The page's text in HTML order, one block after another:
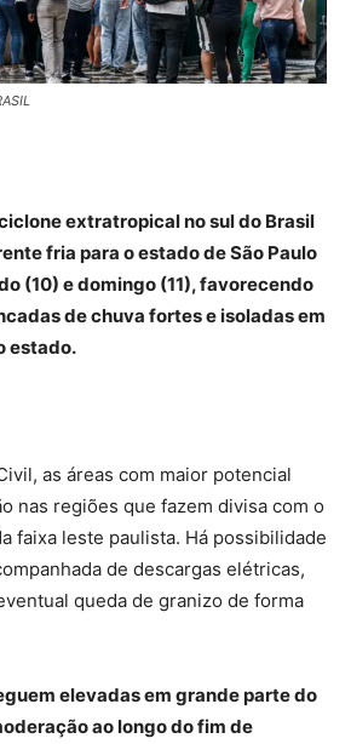
extratropical no sul do Brasil
fria para o estado de São Paulo
(10) e domingo (11), favorecendo
de chuva fortes e isoladas em
estado.
as áreas com maior potencial
nas regiões que fazem divisa com o
faixa leste paulista. Há possibilidade
de descargas elétricas,
queda de granizo de forma
elevadas em grande parte do
ao longo do fim de